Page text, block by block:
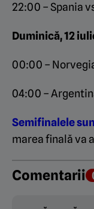
22:00 – Spania
Duminică, 12
00:00 –
04:00 –
Semifinalele
marea finală va
Comentarii